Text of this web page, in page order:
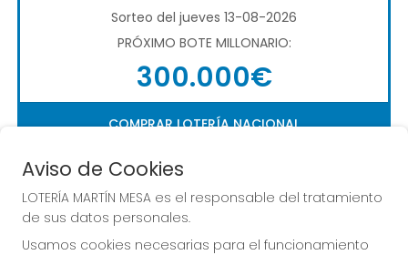
Sorteo del jueves 13-08-2026
PRÓXIMO BOTE MILLONARIO:
300.000€
COMPRAR LOTERÍA NACIONAL
Aviso de Cookies
LOTERÍA MARTÍN MESA es el responsable del tratamiento
de sus datos personales.
Usamos cookies necesarias para el funcionamiento